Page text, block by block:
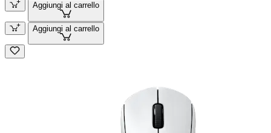
Aggiungi al carrello
Aggiungi al carrello